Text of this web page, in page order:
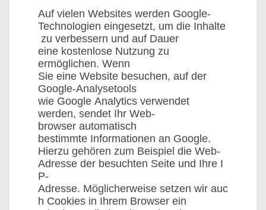
Auf vielen Websites werden Google-
Technologien eingesetzt, um die Inhalte
zu verbessern und auf Dauer
eine kostenlose Nutzung zu
ermöglichen. Wenn
Sie eine Website besuchen, auf der
Google-Analysetools
wie Google Analytics verwendet
werden, sendet Ihr Web-
browser automatisch
bestimmte Informationen an Google.
Hierzu gehören zum Beispiel die Web-
Adresse der besuchten Seite und Ihre I
P-
Adresse. Möglicherweise setzen wir auc
h Cookies in Ihrem Browser ein